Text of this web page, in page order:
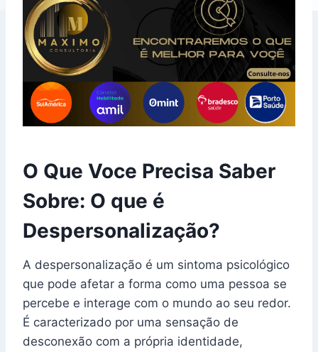
O Que Voce Precisa Saber
Sobre: O que é
Despersonalização?
A despersonalização é um sintoma psicológico
que pode afetar a forma como uma pessoa se
percebe e interage com o mundo ao seu redor.
É caracterizado por uma sensação de
desconexão com a própria identidade,